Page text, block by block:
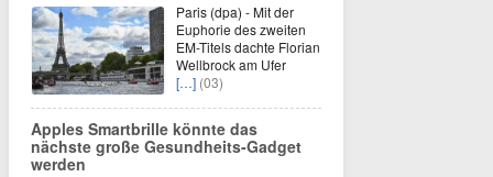
Paris (dpa) - Mit der
Euphorie des zweiten
EM-Titels dachte Florian
Wellbrock am Ufer
[…] (03)
Apples Smartbrille könnte das
nächste große Gesundheits-Gadget
werden